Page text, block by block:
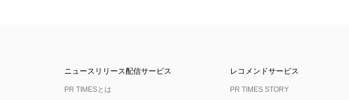
ニュースリリース配信サービス
PR TIMESとは
レコメンドサービス
PR TIMES STORY